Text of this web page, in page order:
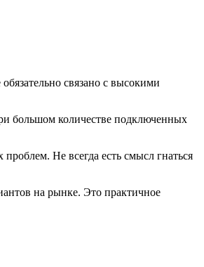
связано с высокими
большом количестве подключенных
Не всегда есть смысл гнаться
на рынке. Это практичное